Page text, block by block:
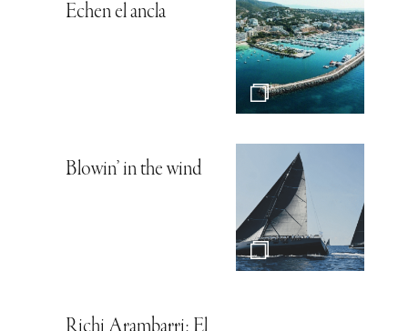
Echen el ancla
Blowin’ in the wind